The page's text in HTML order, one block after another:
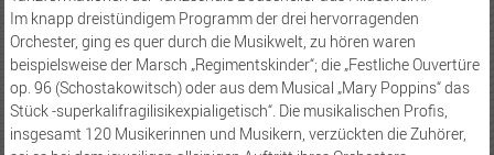
Im knapp dreistündigem Programm der drei hervorragenden
Orchester, ging es quer durch die Musikwelt, zu hören waren
beispielsweise der Marsch „Regimentskinder“; die „Festliche Ouvertüre
op. 96 (Schostakowitsch) oder aus dem Musical „Mary Poppins“ das
Stück -superkalifragilisikexpialigetisch“. Die musikalischen Profis,
insgesamt 120 Musikerinnen und Musikern, verzückten die Zuhörer,